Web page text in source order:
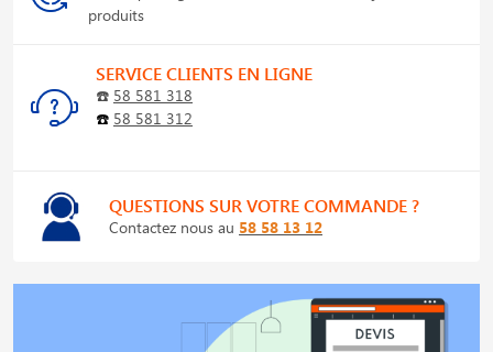
produits
SERVICE CLIENTS EN LIGNE
☎️ 58 581 318
☎️ 58 581 312
QUESTIONS SUR VOTRE COMMANDE ?
Contactez nous au 58 58 13 12